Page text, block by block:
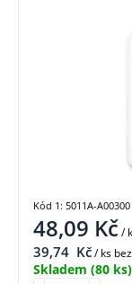
48,09 Kč/
39,74 Kč/ ks
Skladem (80 ks)
Kód 1: 5011A-